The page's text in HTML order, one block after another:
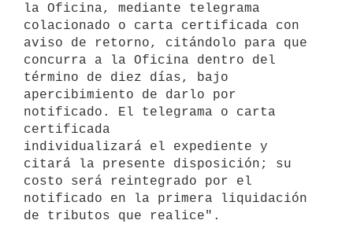
la Oficina, mediante telegrama
colacionado o carta certificada con
aviso de retorno, citándolo para que
concurra a la Oficina dentro del
término de diez días, bajo
apercibimiento de darlo por
notificado. El telegrama o carta
certificada
individualizará el expediente y
citará la presente disposición; su
costo será reintegrado por el
notificado en la primera liquidación
de tributos que realice".